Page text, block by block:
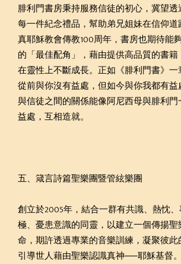
腓利門書房秉持服務信徒的初心，冀望透
每一件紀念禮品，幫助弟兄姐妹在信仰
真耶穌教會傳教100周年，書房也期待能
的「最佳配角」，藉由提供高品質的書
在靈性上不斷成長。正如《腓利門書》一
從前與你沒有益處，但如今與你我都有
與信徒之間的關係能像阿尼西母與腓利
益處，互相造就。
五、箴言詩篇聖樂團暨管絃樂團
創立於2005年，結合一群有共識、熱忱
極、憂患意識的同靈，以建立一個傳揚
命，期許透過專業的音樂訓練，凝聚彼此
引導世人藉由聖樂認識真神──耶穌基督。